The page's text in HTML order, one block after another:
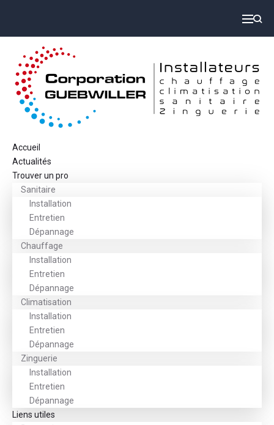
Accueil
Actualités
Trouver un pro
Sanitaire
Installation
Entretien
Dépannage
Chauffage
Installation
Entretien
Dépannage
Climatisation
Installation
Entretien
Dépannage
Zinguerie
Installation
Entretien
Dépannage
Liens utiles